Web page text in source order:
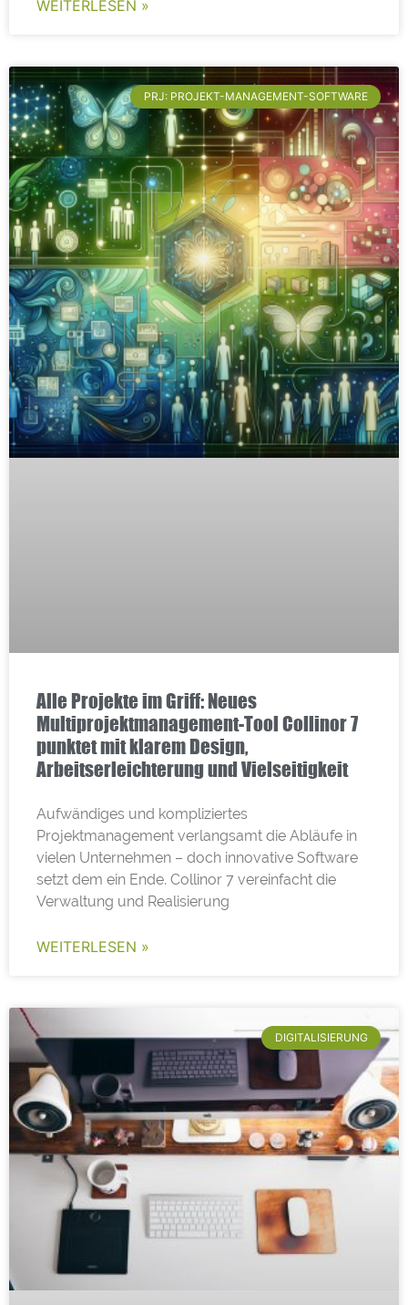
WEITERLESEN »
PRJ: PROJEKT-MANAGEMENT-SOFTWARE
Alle Projekte im Griff: Neues
Multiprojektmanagement-Tool Collinor 7
punktet mit klarem Design,
Arbeitserleichterung und Vielseitigkeit
Aufwändiges und kompliziertes
Projektmanagement verlangsamt die Abläufe in
vielen Unternehmen – doch innovative Software
setzt dem ein Ende. Collinor 7 vereinfacht die
Verwaltung und Realisierung
WEITERLESEN »
DIGITALISIERUNG